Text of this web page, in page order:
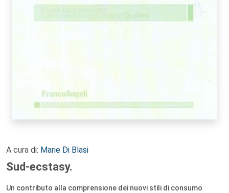
A cura di: Marie Di Blasi
Sud-ecstasy.
Un contributo alla comprensione dei nuovi stili di consumo